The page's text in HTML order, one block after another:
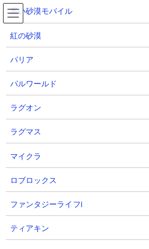
コ
ン
ナ
ビ
夕飯の終着点 攻
TOP にゃんこ大戦争 夕飯の
夕飯の終着点 攻略動画まとめ
■ ステージ概要
黒い砂漠モバイル
紅の砂漠
パリア
パルワールド
ラグオン
ラグマス
マイクラ
ロブロックス
ファンタジーライフi
ティアキン